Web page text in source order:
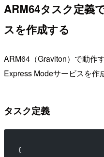
ARM64タスク定義
スを作成する
ARM64（Graviton）で動作
Express Modeサービスを作
タスク定義
{